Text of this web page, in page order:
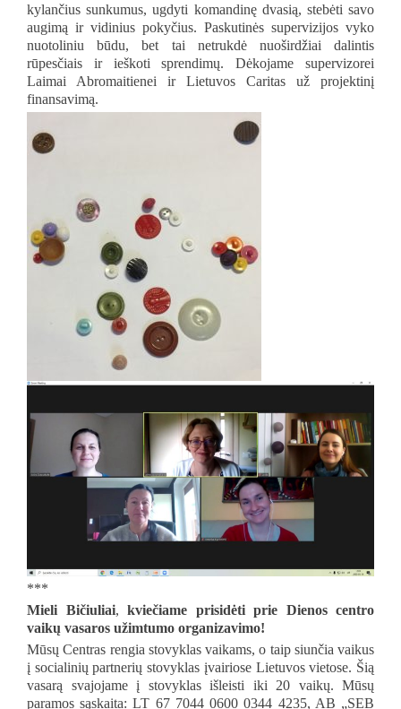
kylančius sunkumus, ugdyti komandinę dvasią, stebėti savo
augimą ir vidinius pokyčius. Paskutinės supervizijos vyko
nuotoliniu būdu, bet tai netrukdė nuoširdžiai dalintis
rūpesčiais ir ieškoti sprendimų. Dėkojame supervizorei
Laimai Abromaitienei ir Lietuvos Caritas už projektinį
finansavimą.
***
Mieli Bičiuliai, kviečiame prisidėti prie Dienos centro
vaikų vasaros užimtumo organizavimo!
Mūsų Centras rengia stovyklas vaikams, o taip siunčia vaikus
į socialinių partnerių stovyklas įvairiose Lietuvos vietose. Šią
vasarą svajojame į stovyklas išleisti iki 20 vaikų. Mūsų
paramos sąskaita: LT 67 7044 0600 0344 4235, AB „SEB